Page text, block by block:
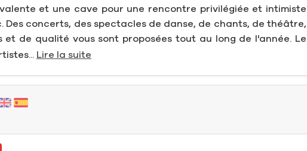
et une cave pour une rencontre privilégiée et intimiste
Des concerts, des spectacles de danse, de chants, de théâtre,
et de qualité vous sont proposées tout au long de l'année. Le
Lire la suite